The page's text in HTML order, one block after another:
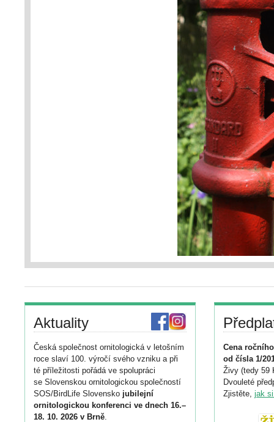
Aktuality
Česká společnost ornitologická v letošním
roce slaví 100. výročí svého vzniku a při
té příležitosti pořádá ve spolupráci
se Slovenskou ornitologickou společností
SOS/BirdLife Slovensko jubilejní
ornitologickou konferenci ve dnech 16.–
18. 10. 2026 v Brně.
Cena
od čísla 1/
Živy (tedy 59
Dvouleté
Zjistěte, jak